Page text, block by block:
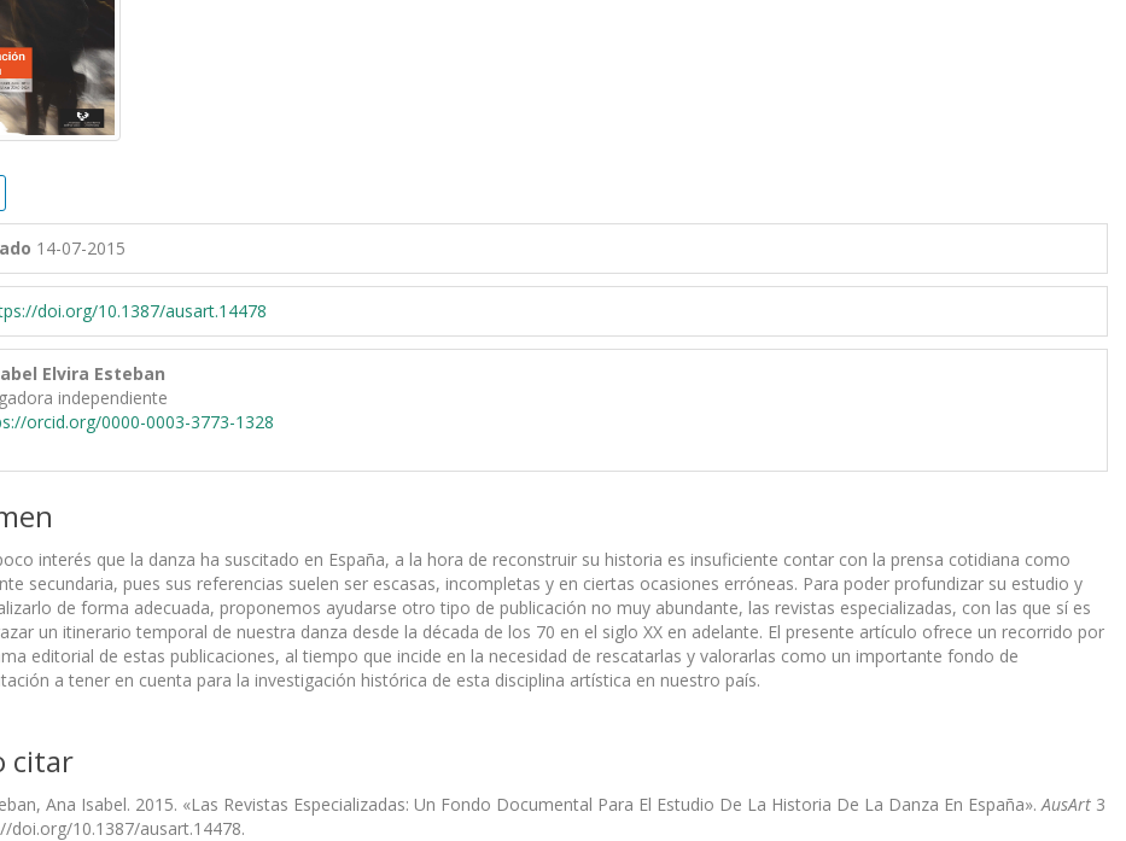
14-07-2015
doi.org/10.1387/ausart.14478
Elvira Esteban
independiente
orcid.org/0000-0003-3773-1328
interés que la danza ha suscitado en España, a la hora de reconstruir su historia es insuficiente contar con la prensa cotidiana como
secundaria, pues sus referencias suelen ser escasas, incompletas y en ciertas ocasiones erróneas. Para poder profundizar su estudio y
de forma adecuada, proponemos ayudarse otro tipo de publicación no muy abundante, las revistas especializadas, con las que sí es
un itinerario temporal de nuestra danza desde la década de los 70 en el siglo XX en adelante. El presente artículo ofrece un recorrido por
editorial de estas publicaciones, al tiempo que incide en la necesidad de rescatarlas y valorarlas como un importante fondo de
a tener en cuenta para la investigación histórica de esta disciplina artística en nuestro país.
citar
Ana Isabel. 2015. «Las Revistas Especializadas: Un Fondo Documental Para El Estudio De La Historia De La Danza En España». AusArt 3
doi.org/10.1387/ausart.14478.